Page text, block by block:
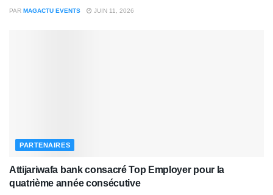
PAR MAGACTU EVENTS JUIN 11, 2026
PARTENAIRES
Attijariwafa bank consacré Top Employer pour la
quatrième année consécutive